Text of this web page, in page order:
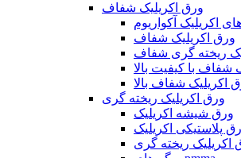
ورق اکریلیک شفاف
اکریلیک آکواریوم
ورق اکریلیک شفاف
ریخته گری شفاف
شفاف با کیفیت بالا
اکریلیک شفاف بالا
ورق اکریلیک ریخته گری
ورق شیشه اکریلیک
پلاستیکی اکریلیک
اکریلیک ریخته گری